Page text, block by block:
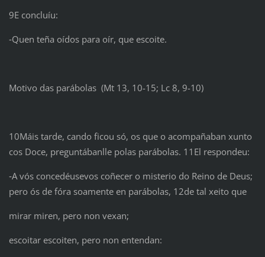
9E concluíu:
‑Quen teña oídos para oír, que escoite.
Motivo das parábolas (Mt 13, 10-15; Lc 8, 9-10)
10Máis tarde, cando ficou só, os que o acompañaban xunto
cos Doce, preguntábanlle polas parábolas. 11El respondeu:
‑A vós concedéusevos coñecer o misterio do Reino de Deus;
pero ós de fóra soamente en parábolas, 12de tal xeito que
mirar miren, pero non vexan;
escoitar escoiten, pero non entendan: